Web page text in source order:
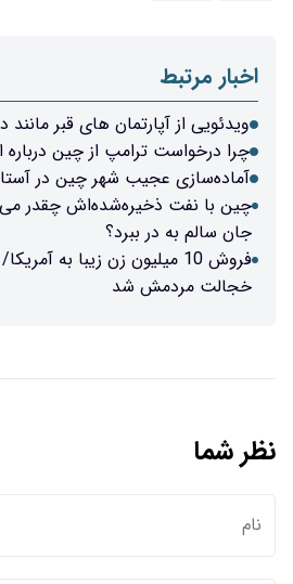
اخبار مرتبط
ویدئویی از آپارتمان های قبر
چرا درخواست ترامپ از چین درباره
آماده‌سازی عجیب شهر چین در
چین با نفت ذخیره‌شده‌اش چقدر
جان سالم به در ببرد؟
فروش 10 میلیون زن زیبا به
خجالت مردمش شد
نظر شما